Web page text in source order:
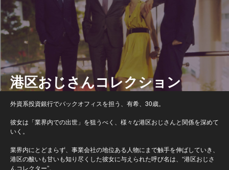
港区おじさんコレクション
外資系投資銀行でバックオフィスを担う、有希、30歳。
彼女は「業界内での出世」を狙うべく、様々な港区おじさんと関係を深めて
いく。
業界内にとどまらず、事業会社の地位ある人物にまで触手を伸ばしていき、
港区の酸いも甘いも知り尽くした彼女に与えられた呼び名は、“港区おじさ
んコレクター”。